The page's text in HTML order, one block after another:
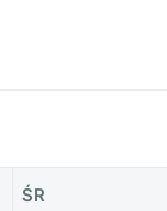
ŚR